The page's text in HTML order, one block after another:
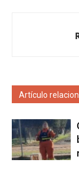
Artículo